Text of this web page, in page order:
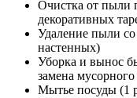
Очистка от пыли
декоративных
Удаление пыли
настенных)
Уборка и вынос
замена мусорного
Мытье посуды (1